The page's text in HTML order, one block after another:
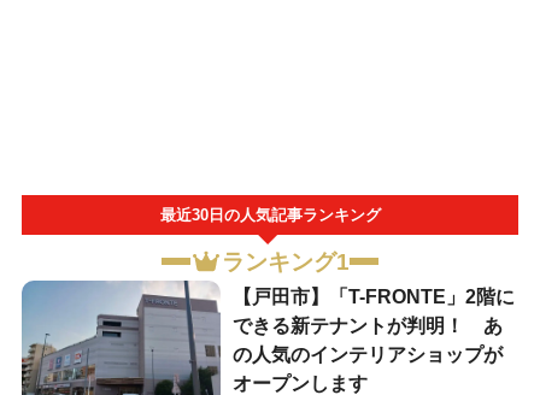
最近30日の人気記事ランキング
ランキング1
【戸田市】「T-FRONTE」2階に
できる新テナントが判明！ あ
の人気のインテリアショップが
オープンします